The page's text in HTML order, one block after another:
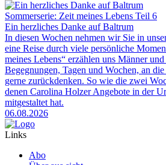
Sommerserie: Zeit meines Lebens Teil 6
Ein herzliches Danke auf Baltrum
In diesen Wochen nehmen wir Sie in
eine Reise durch viele persönliche
meines Lebens“ erzählen uns Männer
Begegnungen, Tagen und Wochen, an
gerne zurückdenken. So wie die zwei
denen Carolina Holzer Angebote in der
mitgestaltet hat.
06.08.2026
Links
Abo